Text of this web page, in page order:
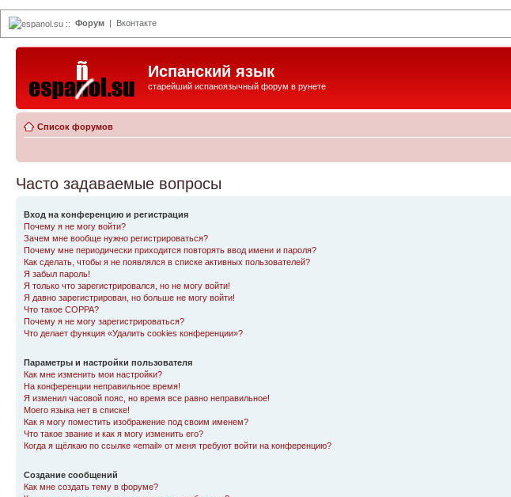
espanol.su :: Форум | Вконтакте
Испанский язык
старейший испаноязычный форум в рунете
Список форумов
Часто задаваемые вопросы
Вход на конференцию и регистрация
Почему я не могу войти?
Зачем мне вообще нужно регистрироваться?
Почему мне периодически приходится повторять ввод имени и пароля?
Как сделать, чтобы я не появлялся в списке активных пользователей?
Я забыл пароль!
Я только что зарегистрировался, но не могу войти!
Я давно зарегистрирован, но больше не могу войти!
Что такое COPPA?
Почему я не могу зарегистрироваться?
Что делает функция «Удалить cookies конференции»?
Параметры и настройки пользователя
Как мне изменить мои настройки?
На конференции неправильное время!
Я изменил часовой пояс, но время все равно неправильное!
Моего языка нет в списке!
Как я могу поместить изображение под своим именем?
Что такое звание и как я могу изменить его?
Когда я щёлкаю по ссылке «email» от меня требуют войти на конференцию?
Создание сообщений
Как мне создать тему в форуме?